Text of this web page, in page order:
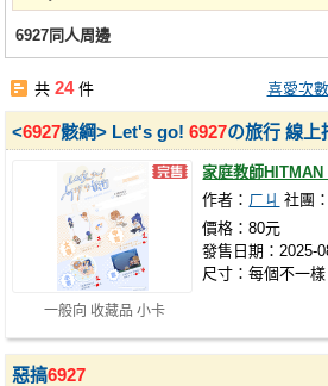
註冊會員
6927同人周邊
共24件 喜愛次數
一般向 收藏品 小卡
<6927骸綱> Let's go!6927の旅行 線上
家庭教師HITMAN
作者： ㄏㄐ 社團：
價格：80元
發售日期：2025-
尺寸：每個不一樣
惡搞6927